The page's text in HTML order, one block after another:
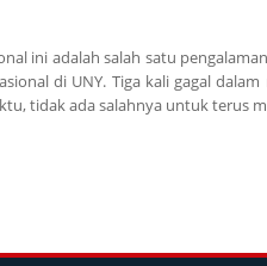
ini adalah salah satu
di UNY. Tiga kali gagal
tidak ada salahnya untuk terus